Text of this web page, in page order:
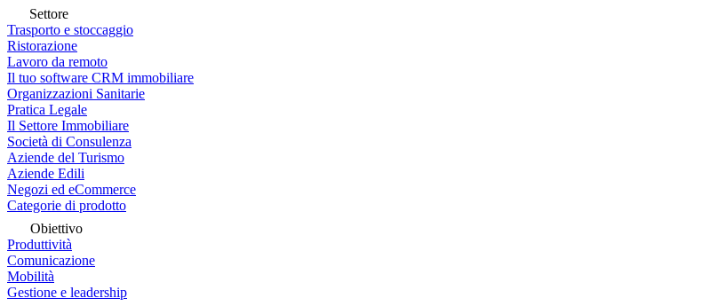
Settore
Trasporto e stoccaggio
Ristorazione
Lavoro da remoto
Il tuo software CRM immobiliare
Organizzazioni Sanitarie
Pratica Legale
Il Settore Immobiliare
Società di Consulenza
Aziende del Turismo
Aziende Edili
Negozi ed eCommerce
Categorie di prodotto
Obiettivo
Produttività
Comunicazione
Mobilità
Gestione e leadership